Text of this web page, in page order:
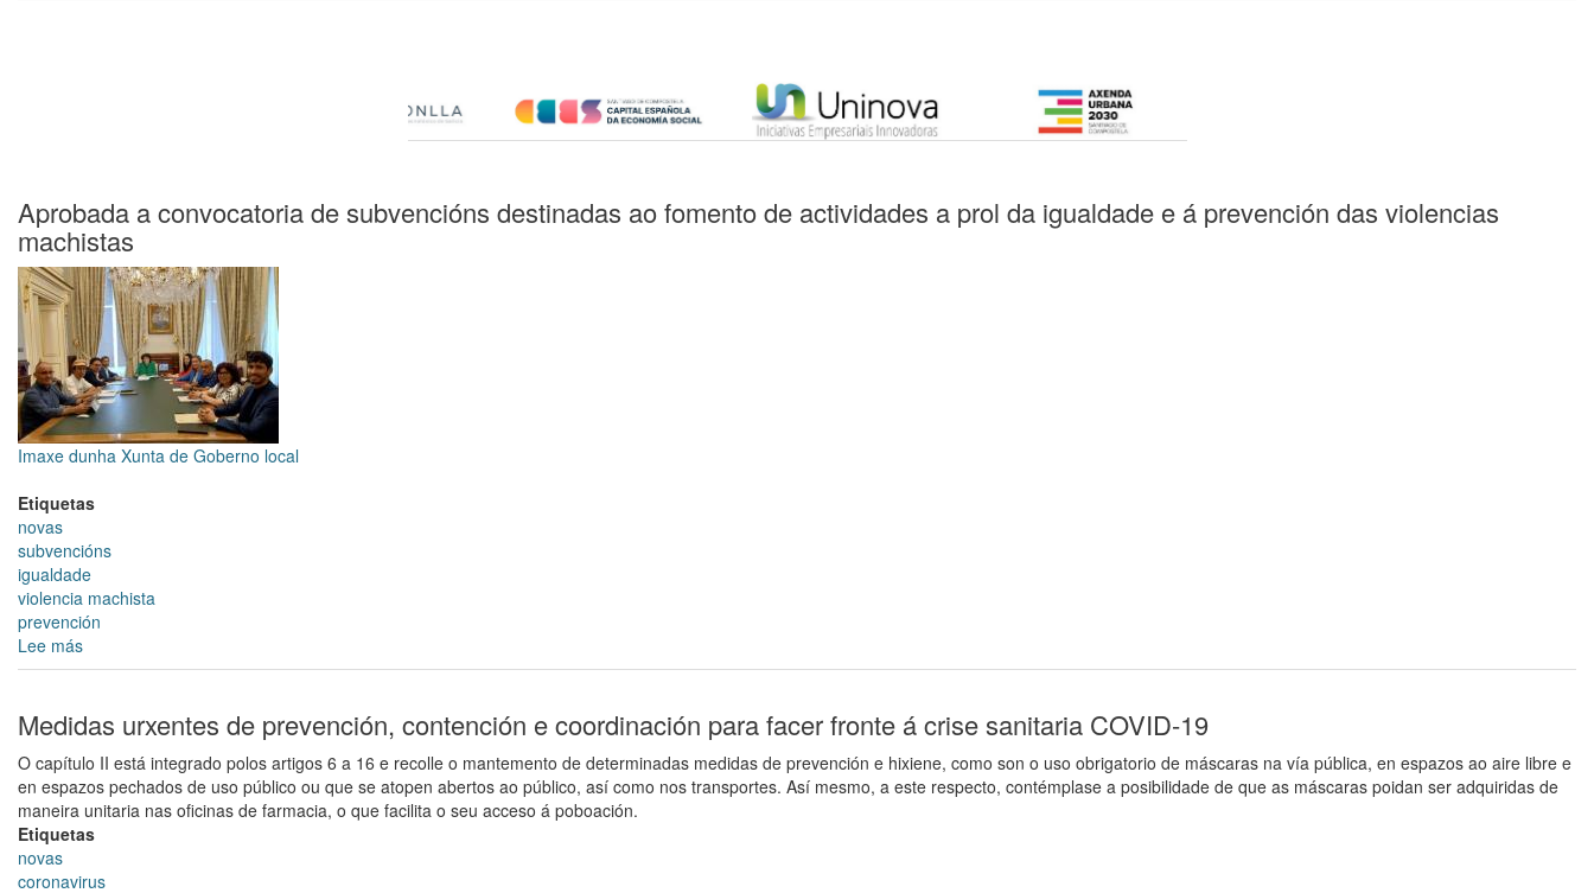
Aprobada a convocatoria de subvencións destinadas ao fomento de actividades a prol da igualdade e á prevención das violencias
machistas
Imaxe dunha Xunta de Goberno local
Etiquetas
novas
subvencións
igualdade
violencia machista
prevención
Lee más
Aprobada
convocatoria
de
subvencións
destinadas
ao
fomento
actividades
Medidas urxentes de prevención, contención e coordinación para facer fronte á crise sanitaria COVID-19
O capítulo II está integrado polos artigos 6 a 16 e recolle o mantemento de determinadas medidas de prevención e hixiene, como son o uso obrigatorio de máscaras na vía pública, en espazos ao aire libre e
en espazos pechados de uso público ou que se atopen abertos ao público, así como nos transportes. Así mesmo, a este respecto, contémplase a posibilidade de que as máscaras poidan ser adquiridas de
maneira unitaria nas oficinas de farmacia, o que facilita o seu acceso á poboación.
Etiquetas
novas
coronavirus